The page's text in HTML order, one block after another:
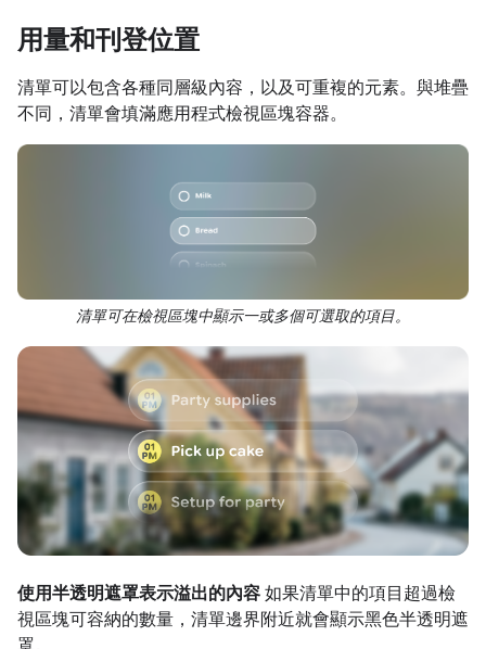
用量和刊登位置
清單可以包含各種同層級內容，以及可重複的元素。與堆疊
不同，清單會填滿應用程式檢視區塊容器。
清單可在檢視區塊中顯示一或多個可選取的項目。
使用半透明遮罩表示溢出的內容 如果清單中的項目超過檢
視區塊可容納的數量，清單邊界附近就會顯示黑色半透明遮